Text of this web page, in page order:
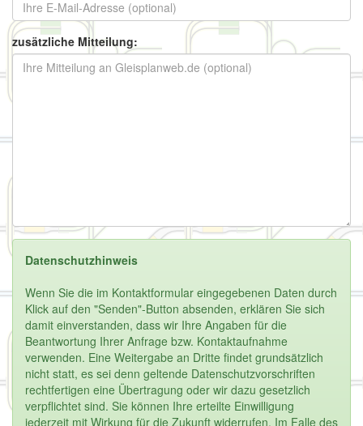
zusätzliche Mitteilung:
Datenschutzhinweis
Wenn Sie die im Kontaktformular eingegebenen Daten durch
Klick auf den "Senden"-Button absenden, erklären Sie sich
damit einverstanden, dass wir Ihre Angaben für die
Beantwortung Ihrer Anfrage bzw. Kontaktaufnahme
verwenden. Eine Weitergabe an Dritte findet grundsätzlich
nicht statt, es sei denn geltende Datenschutzvorschriften
rechtfertigen eine Übertragung oder wir dazu gesetzlich
verpflichtet sind. Sie können Ihre erteilte Einwilligung
jederzeit mit Wirkung für die Zukunft widerrufen. Im Falle des